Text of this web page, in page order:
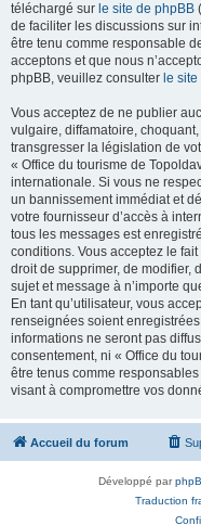
téléchargé sur le site de phpBB
de faciliter les discussions sur
être tenu comme responsable
acceptons et que nous
phpBB, veuillez consulter le
Vous acceptez de ne publier
vulgaire, diffamatoire,
transgresser la législation de
« Office du tourisme de
internationale. Si vous ne
un bannissement immédiat et
votre fournisseur d’accès à
tous les messages est
conditions. Vous acceptez le
droit de supprimer, de modifier,
sujet et message à n’importe
En tant qu’utilisateur, vous
renseignées soient
informations ne seront pas
consentement, ni « Office du
être tenus comme
visant à compromettre vos
Accueil du forum
Développé par
Traduction